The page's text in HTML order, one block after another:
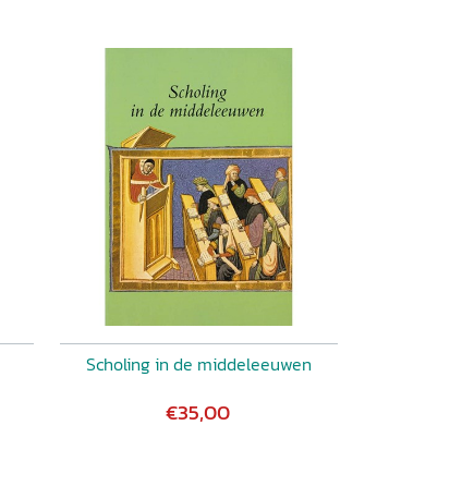
Scholing in de middeleeuwen
€35,00